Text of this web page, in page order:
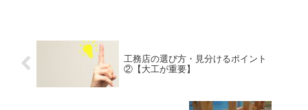
工務店の選び方・見分けるポイント
②【大工が重要】